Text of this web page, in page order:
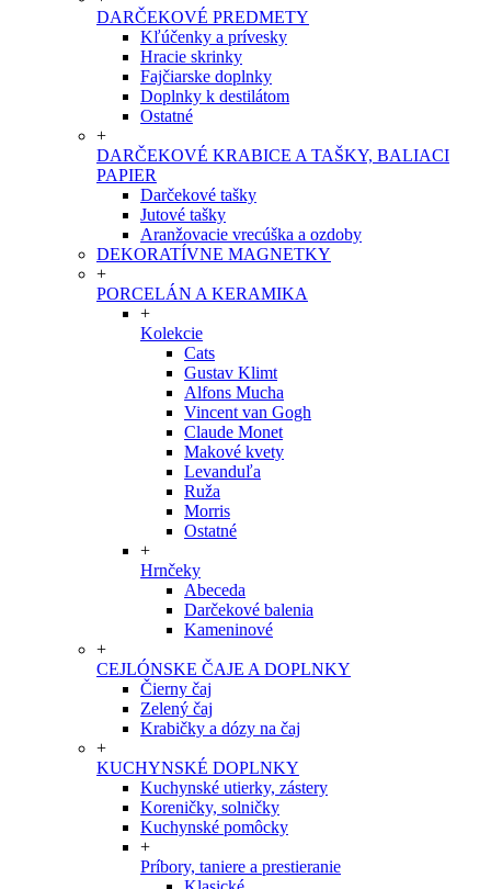
DARČEKOVÉ PREDMETY
Kľúčenky a prívesky
Hracie skrinky
Fajčiarske doplnky
Doplnky k destilátom
Ostatné
+
DARČEKOVÉ KRABICE A TAŠKY, BALIACI
PAPIER
Darčekové tašky
Jutové tašky
Aranžovacie vrecúška a ozdoby
DEKORATÍVNE MAGNETKY
+
PORCELÁN A KERAMIKA
+
Kolekcie
Cats
Gustav Klimt
Alfons Mucha
Vincent van Gogh
Claude Monet
Makové kvety
Levanduľa
Ruža
Morris
Ostatné
+
Hrnčeky
Abeceda
Darčekové balenia
Kameninové
+
CEJLÓNSKE ČAJE A DOPLNKY
Čierny čaj
Zelený čaj
Krabičky a dózy na čaj
+
KUCHYNSKÉ DOPLNKY
Kuchynské utierky, zástery
Koreničky, solničky
Kuchynské pomôcky
+
Príbory, taniere a prestieranie